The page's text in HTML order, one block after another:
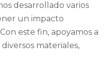
desarrollado varios
un impacto
este fin, apoyamos a
materiales,